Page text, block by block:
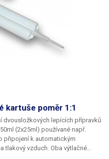
kartuše poměr 1:1
dvousložkových lepících přípravků
(2x25ml) používané např.
připojení k automatickým
tlakový vzduch. Oba výtlačné